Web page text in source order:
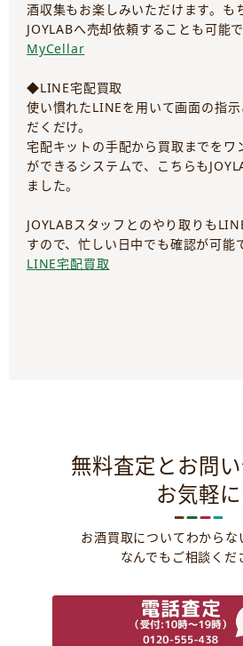
酒収集もお楽しみいただけます。も
JOYLABへ売却依頼することも可能で
MyCellar
◆LINE宅配買取
使い慣れたLINEを用いて画面の指
だくだけ。
宅配キットの手配から買取までをワ
ができるシステムで、こちらも
ました。
JOYLABスタッフとのやり取りも
すので、忙しい日中でも確認が可能
LINE宅配買取
無料査定とお問
お気軽に
お酒買取についてわからな
なんでもご相談くだ